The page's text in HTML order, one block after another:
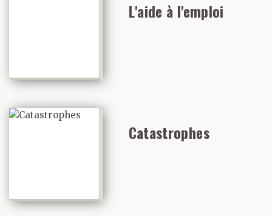
L'aide à l'emploi
Catastrophes